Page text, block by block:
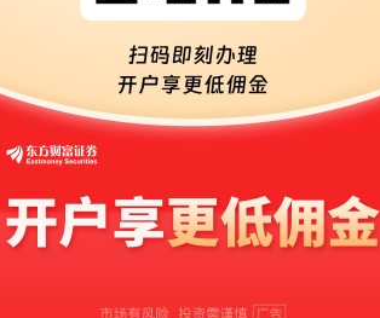
买入金额(万)
127614.59
2719次 39.39% 23208.38
2719次39.39% 21492.26
2719次39.39%
39.66% 127614.59